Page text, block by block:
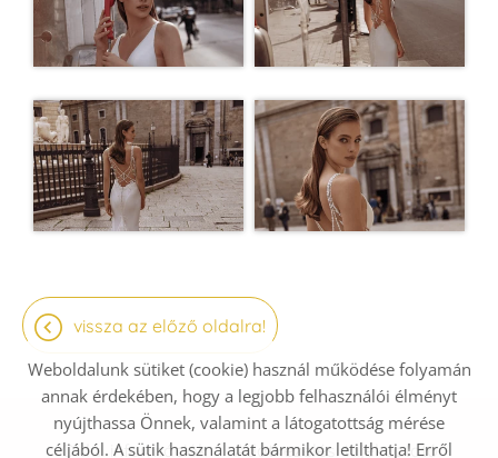
vissza az előző oldalra!
Oldal információk Adatkezelési tájékoztató
Weboldalunk sütiket (cookie) használ működése folyamán
annak érdekében, hogy a legjobb felhasználói élményt
nyújthassa Önnek, valamint a látogatottság mérése
céljából. A sütik használatát bármikor letilthatja! Erről